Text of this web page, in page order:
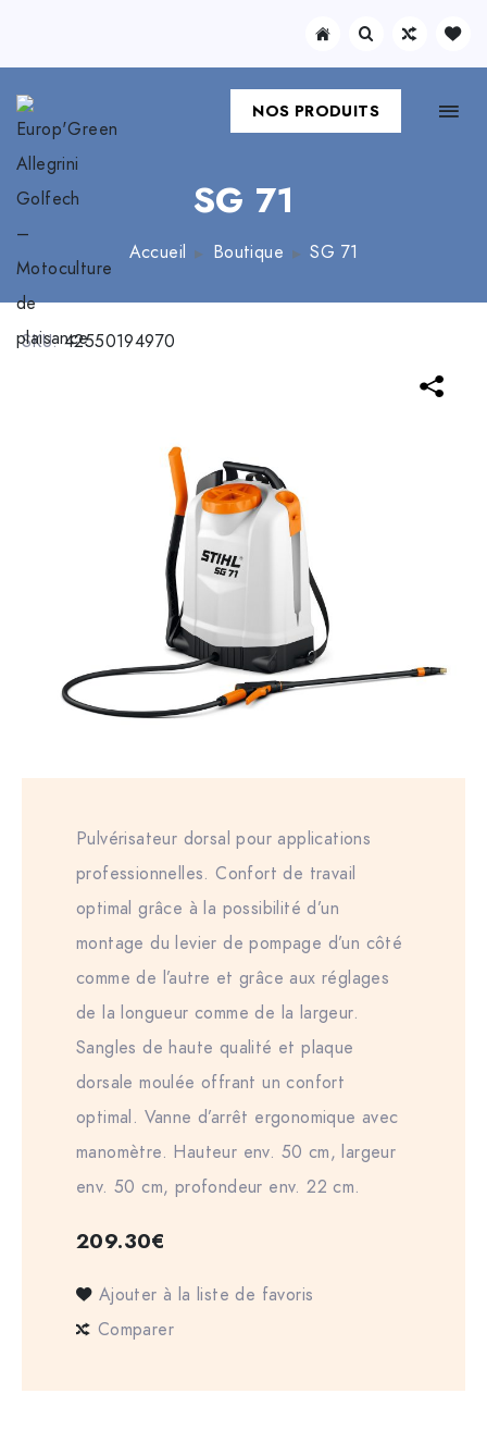
NOS PRODUITS
SG 71
Accueil Boutique SG 71
SKU:42550194970
Pulvérisateur dorsal pour applications
professionnelles. Confort de travail
optimal grâce à la possibilité d’un
montage du levier de pompage d’un côté
comme de l’autre et grâce aux réglages
de la longueur comme de la largeur.
Sangles de haute qualité et plaque
dorsale moulée offrant un confort
optimal. Vanne d’arrêt ergonomique avec
manomètre. Hauteur env. 50 cm, largeur
env. 50 cm, profondeur env. 22 cm.
209.30€
Ajouter à la liste de favoris
Comparer